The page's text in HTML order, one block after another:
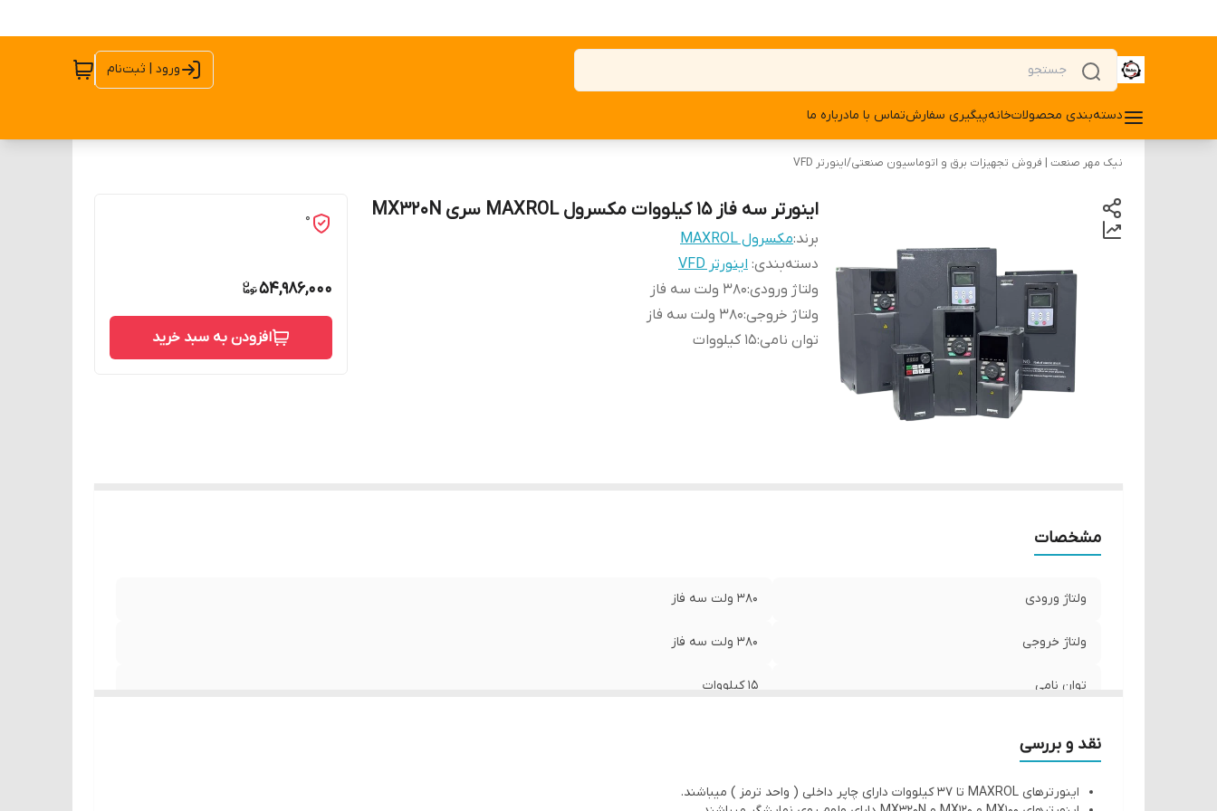
ورود | ثبت‌نام
دسته‌بندی محصولاتخانهپیگیری سفارشتماس با مادرباره ما
نیک مهر صنعت | فروش تجهیزات برق و اتوماسیون صنعتی/اینورتر VFD
اینورتر سه فاز 15 کیلووات مکسرول MAXROL سری MX320N
برند:مکسرول MAXROL
دسته‌بندی: اینورتر VFD
ولتاژ ورودی:380 ولت سه فاز
ولتاژ خروجی:380 ولت سه فاز
توان نامی:15 کیلووات
0
54,986,000
افزودن به سبد خرید
مشخصات
ولتاژ ورودی 380 ولت سه فاز
ولتاژ خروجی 380 ولت سه فاز
توان نامی 15 کیلووات
نقد و بررسی
اینورترهای MAXROL تا 37 کیلووات دارای چاپر داخلی ( واحد ترمز ) میباشند.